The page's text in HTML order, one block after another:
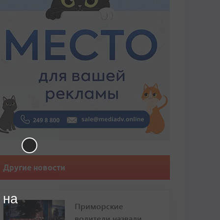
Другие новости
Приморские